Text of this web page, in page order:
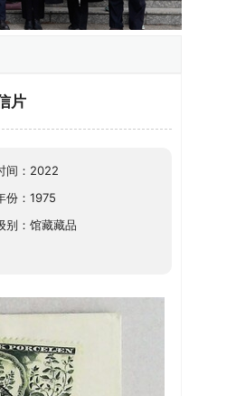
片
间：2022
份：1975
别：馆藏藏品